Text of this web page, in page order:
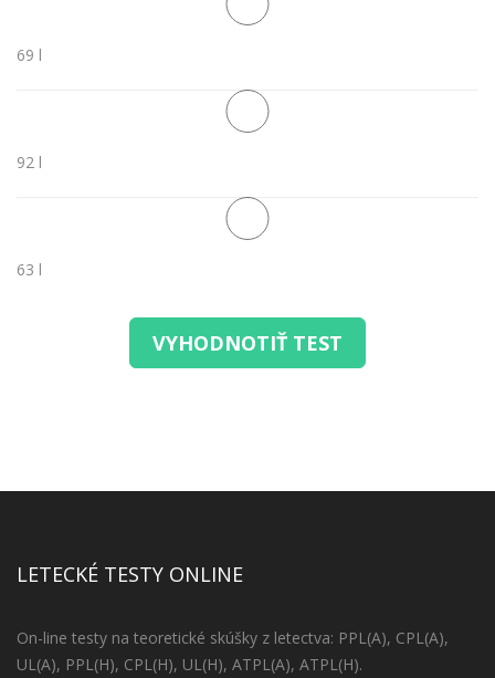
69 l
92 l
63 l
VYHODNOTIŤ TEST
LETECKÉ TESTY ONLINE
On-line testy na teoretické skúšky z letectva: PPL(A), CPL(A),
UL(A), PPL(H), CPL(H), UL(H), ATPL(A), ATPL(H).